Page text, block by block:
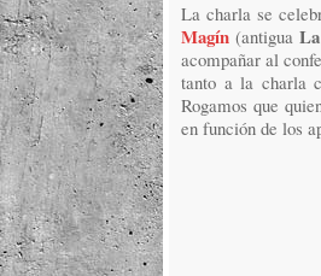
La charla se
Magín (antigua
acompañar al
tanto a la charla
Rogamos que
en función de los